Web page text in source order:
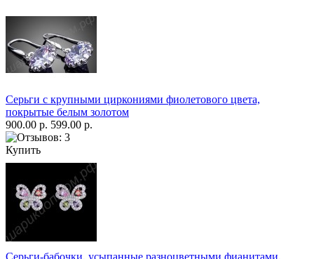
Серьги с крупными циркониями фиолетового цвета,
покрытые белым золотом
900.00 р. 599.00 р.
Купить